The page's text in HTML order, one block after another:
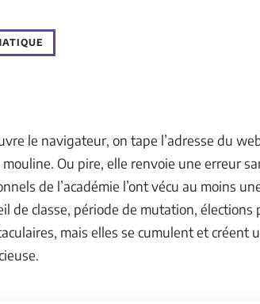
le navigateur, on tape l’adresse du
mouline. Ou pire, elle renvoie une erreur
de l’académie l’ont vécu au moins
de classe, période de mutation,
mais elles se cumulent et créent